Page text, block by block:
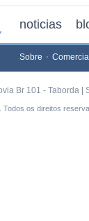
noticias
Sobre Comercial
Br 101 - Taborda
os direitos